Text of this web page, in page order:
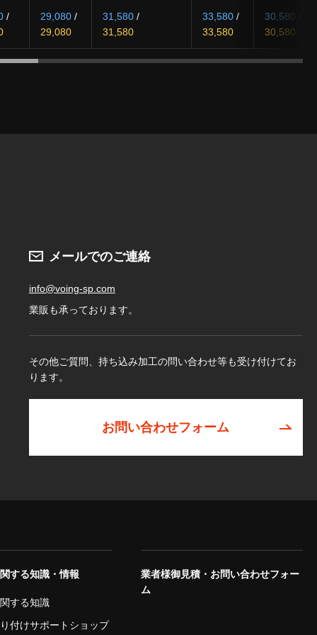
/
29,080 /
29,080
31,580 /
31,580
33,580 /
33,580
30,580
30,580
メールでのご連絡
info@voing-sp.com
業販も承っております。
その他ご質問、持ち込み加工の問い合わせ等も受け付けてお
ります。
お問い合わせフォーム
する知識・情報
する知識
付けサポートショップ
業者様御見積・お問い合わせフォー
ム